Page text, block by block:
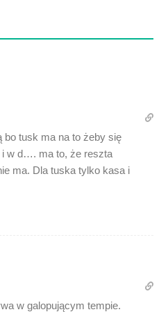
bo tusk ma na to żeby się
i w d…. ma to, że reszta
ma. Dla tuska tylko kasa i
w galopującym tempie.